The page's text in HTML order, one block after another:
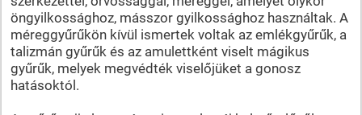
öngyilkossághoz, másszor gyilkossághoz használtak. A
méreggyűrűkön kívül ismertek voltak az emlékgyűrűk, a
talizmán gyűrűk és az amulettként viselt mágikus
gyűrűk, melyek megvédték viselőjüket a gonosz
hatásoktól.